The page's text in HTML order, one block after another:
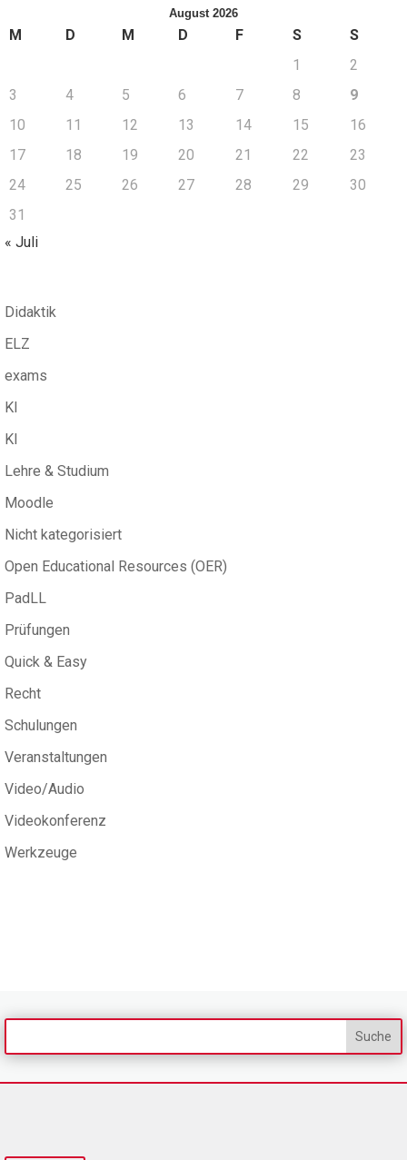
August 2026
M D M D F S
S
1
2
3
4 5 6 7 8
9
10
11 12 13 14 15
16
17
18 19 20 21 22
23
24
25 26 27 28 29
30
31
« Juli
Didaktik
ELZ
exams
KI
KI
Lehre & Studium
Moodle
Nicht kategorisiert
Open Educational Resources (OER)
PadLL
Prüfungen
Quick & Easy
Recht
Schulungen
Veranstaltungen
Video/Audio
Videokonferenz
Werkzeuge